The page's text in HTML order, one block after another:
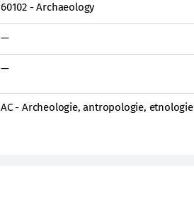
60102 - Archaeology
—
—
AC - Archeologie, antropologie, etnologie